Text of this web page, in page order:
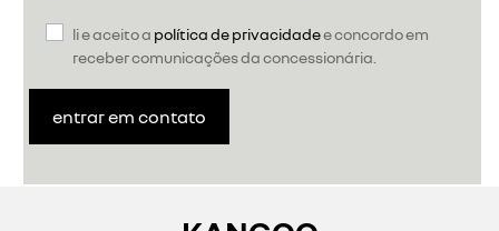
li e aceito a política de privacidadee concordo em
receber comunicações da concessionária.
entrar em contato